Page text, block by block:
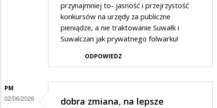
przynajmniej to- jasność i przejrzystość
konkursów na urzędy za publiczne
pieniądze, a nie traktowanie Suwałk i
Suwalczan jak prywatnego folwarku!
ODPOWIEDZ
PM
02/06/2026 dobra zmiana, na lepsze